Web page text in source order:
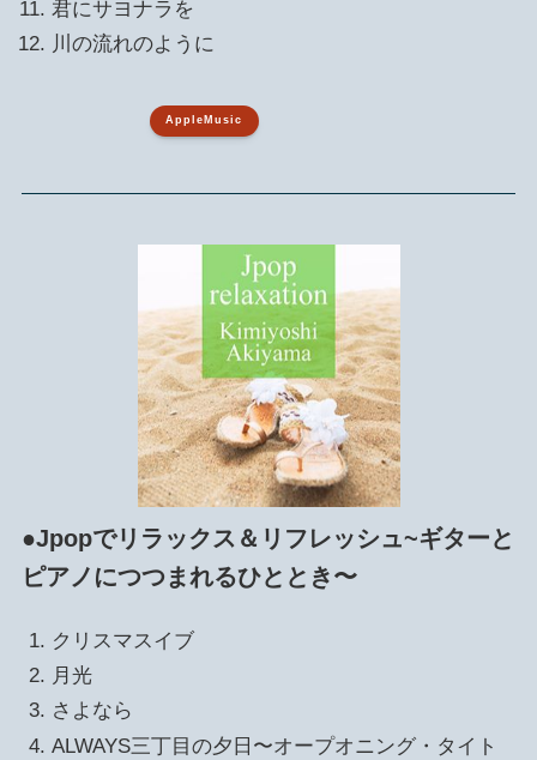
君にサヨナラを
川の流れのように
AppleMusic
●Jpopでリラックス＆リフレッシュ~ギターと
ピアノにつつまれるひととき〜
クリスマスイブ
月光
さよなら
ALWAYS三丁目の夕日〜オープオニング・タイト